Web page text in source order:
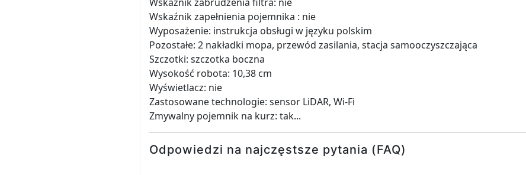
Wskaźnik zapełnienia pojemnika : nie
Wyposażenie: instrukcja obsługi w języku polskim
Pozostałe: 2 nakładki mopa, przewód zasilania, stacja samooczyszczająca
Szczotki: szczotka boczna
Wysokość robota: 10,38 cm
Wyświetlacz: nie
Zastosowane technologie: sensor LiDAR, Wi-Fi
Zmywalny pojemnik na kurz: tak...
Odpowiedzi na najczęstsze pytania (FAQ)